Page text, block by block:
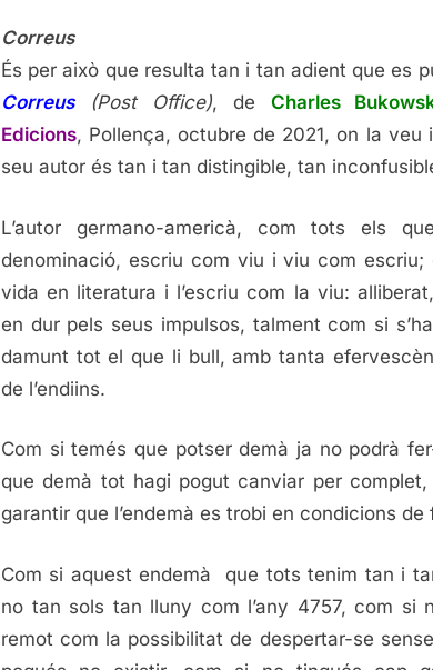
Correus
És per això que resulta tan i tan adient que es
Correus(Post Office), de Charles
Edicions, Pollença, octubre de 2021, on la veu
seu autor és tan i tan distingible, tan
L’autor germano-americà, com tots els
denominació, escriu com viu i viu com escriu;
vida en literatura i l’escriu com la viu:
en dur pels seus impulsos, talment com si
damunt tot el que li bull, amb tanta
de l’endiins.
Com si temés que potser demà ja no podrà
que demà tot hagi pogut canviar per
garantir que l’endemà es trobi en condicions de
Com si aquest endemà que tots tenim tan i
no tan sols tan lluny com l’any 4757, com si
remot com la possibilitat de despertar-se